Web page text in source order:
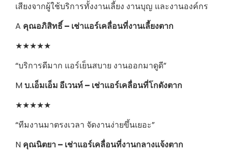
เสียงจากผู้ใช้บริการทั้งงานเลี้ยง งานบุญ และงานองค์กร
A คุณอภิสิทธิ์ – เช่าแอร์เคลื่อนที่งานเลี้ยงตาก
★★★★★
“บริการดีมาก แอร์เย็นสบาย งานออกมาดูดี”
Mบ.เอ็มเอ็ม อีเวนท์ – เช่าแอร์เคลื่อนที่โกดังตาก
★★★★★
“ทีมงานมาตรงเวลา จัดงานง่ายขึ้นเยอะ”
N คุณนิตยา – เช่าแอร์เคลื่อนที่งานกลางแจ้งตาก